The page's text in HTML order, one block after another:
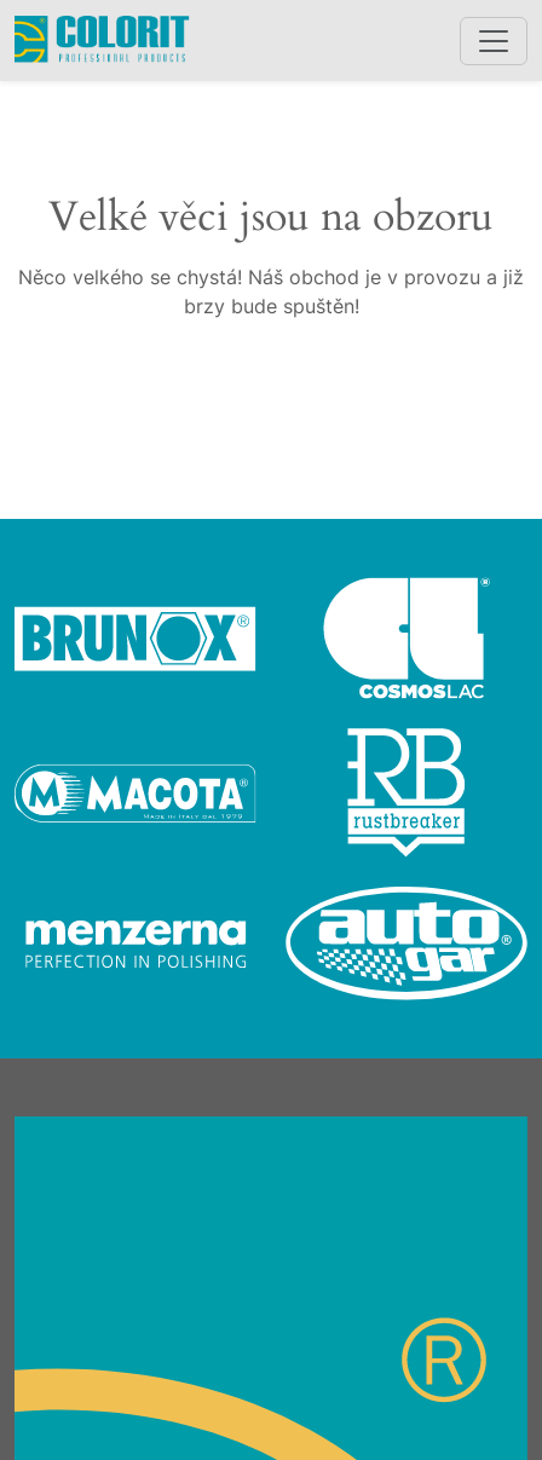
Velké věci jsou na obzoru
Něco velkého se chystá! Náš obchod je v provozu a již
brzy bude spuštěn!